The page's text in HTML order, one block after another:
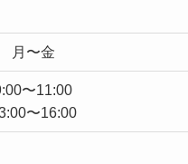
月〜金
〜11:00
〜16:00